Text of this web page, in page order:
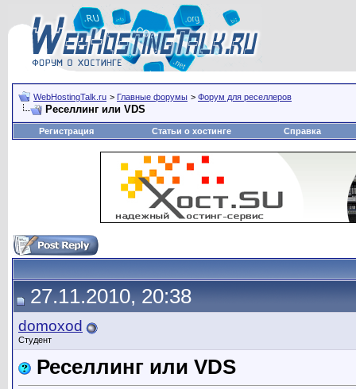
WebHostingTalk.ru > Главные форумы > Форум для реселлеров
Реселлинг или VDS
Регистрация Статьи о хостинге Справка
27.11.2010, 20:38
domoxod
Студент
Реселлинг или VDS